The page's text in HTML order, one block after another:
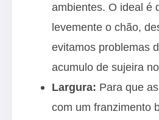
ambientes. O ideal é
levemente o chão,
evitamos problemas
acumulo de sujeira
Largura: Para que
com um franzimento